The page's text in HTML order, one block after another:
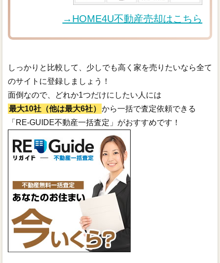
→HOME4U不動産売却はこちら
しっかりと比較して、少しでも高く家を売りたいなら全て
のサイトに登録しましょう！
面倒なので、どれか1つだけにしたい人には
最大10社（他は最大6社）
から一括で査定依頼できる
「RE-GUIDE不動産一括査定」がおすすめです！